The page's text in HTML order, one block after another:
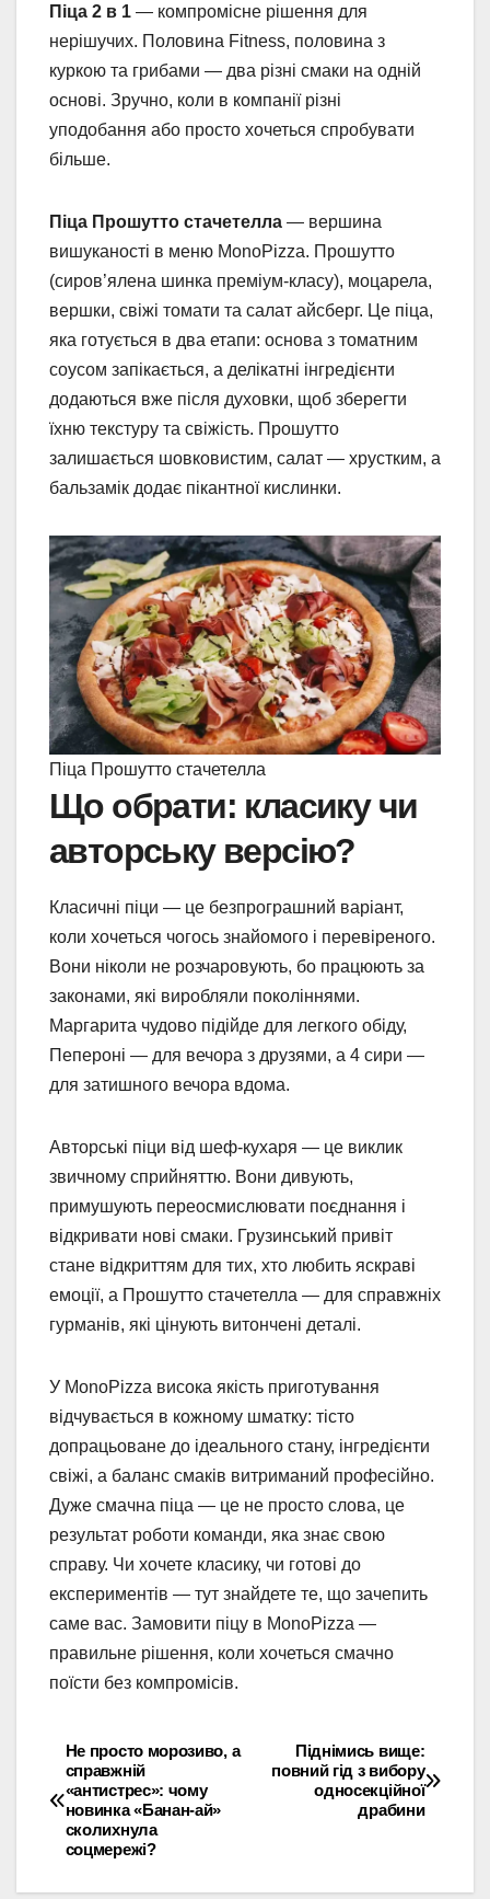
Піца 2 в 1 — компромісне рішення для
нерішучих. Половина Fitness, половина з
куркою та грибами — два різні смаки на одній
основі. Зручно, коли в компанії різні
уподобання або просто хочеться спробувати
більше.
Піца Прошутто стачетелла — вершина
вишуканості в меню MonoPizza. Прошутто
(сиров’ялена шинка преміум-класу), моцарела,
вершки, свіжі томати та салат айсберг. Це піца,
яка готується в два етапи: основа з томатним
соусом запікається, а делікатні інгредієнти
додаються вже після духовки, щоб зберегти
їхню текстуру та свіжість. Прошутто
залишається шовковистим, салат — хрустким, а
бальзамік додає пікантної кислинки.
Піца Прошутто стачетелла
Що обрати: класику чи
авторську версію?
Класичні піци — це безпрограшний варіант,
коли хочеться чогось знайомого і перевіреного.
Вони ніколи не розчаровують, бо працюють за
законами, які виробляли поколіннями.
Маргарита чудово підійде для легкого обіду,
Пепероні — для вечора з друзями, а 4 сири —
для затишного вечора вдома.
Авторські піци від шеф-кухаря — це виклик
звичному сприйняттю. Вони дивують,
примушують переосмислювати поєднання і
відкривати нові смаки. Грузинський привіт
стане відкриттям для тих, хто любить яскраві
емоції, а Прошутто стачетелла — для справжніх
гурманів, які цінують витончені деталі.
У MonoPizza висока якість приготування
відчувається в кожному шматку: тісто
допрацьоване до ідеального стану, інгредієнти
свіжі, а баланс смаків витриманий професійно.
Дуже смачна піца — це не просто слова, це
результат роботи команди, яка знає свою
справу. Чи хочете класику, чи готові до
експериментів — тут знайдете те, що зачепить
саме вас. Замовити піцу в MonoPizza —
правильне рішення, коли хочеться смачно
поїсти без компромісів.
Навігація
записів
Піднімись вище:
повний гід з вибору
односекційної
драбини
Не просто морозиво, а
справжній
«антистрес»: чому
новинка «Банан-ай»
сколихнула
соцмережі?